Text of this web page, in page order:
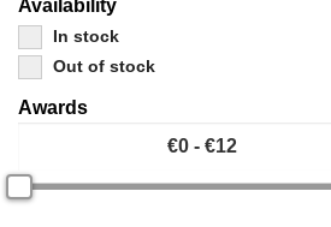
Availability
In stock
Out of stock
Awards